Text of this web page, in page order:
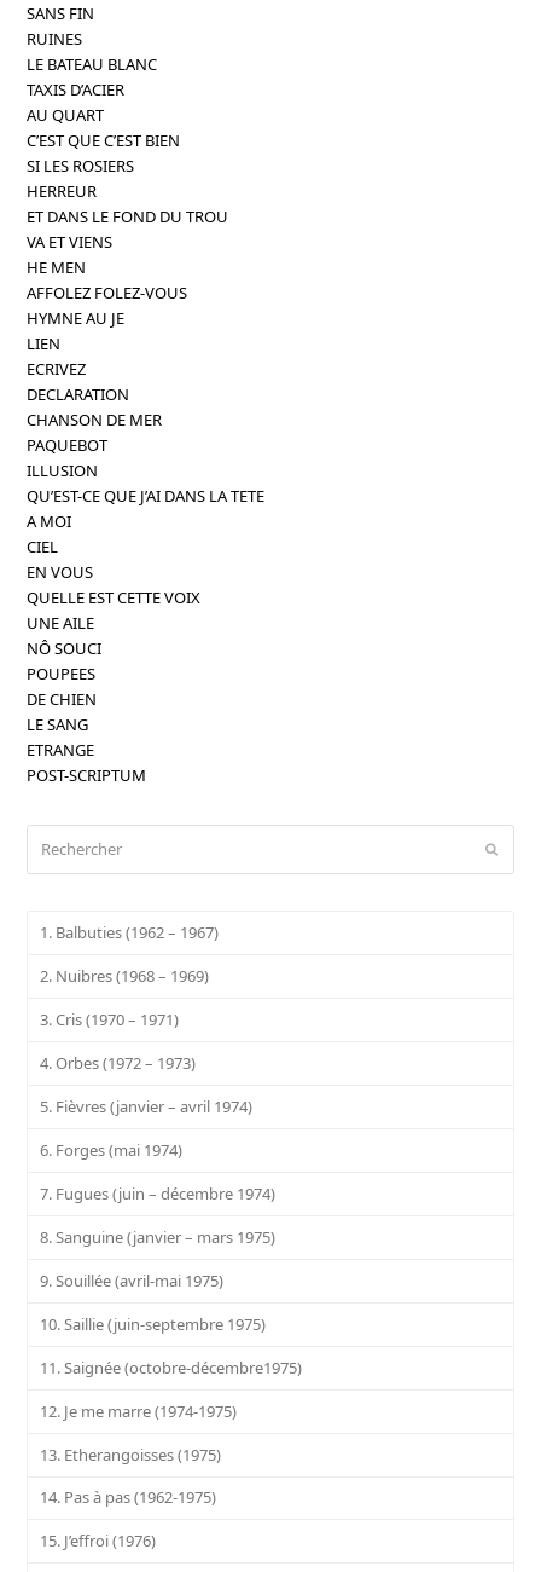
SANS FIN
RUINES
LE BATEAU BLANC
TAXIS D’ACIER
AU QUART
C’EST QUE C’EST BIEN
SI LES ROSIERS
HERREUR
ET DANS LE FOND DU TROU
VA ET VIENS
HE MEN
AFFOLEZ FOLEZ-VOUS
HYMNE AU JE
LIEN
ECRIVEZ
DECLARATION
CHANSON DE MER
PAQUEBOT
ILLUSION
QU’EST-CE QUE J’AI DANS LA TETE
A MOI
CIEL
EN VOUS
QUELLE EST CETTE VOIX
UNE AILE
NÔ SOUCI
POUPEES
DE CHIEN
LE SANG
ETRANGE
POST-SCRIPTUM
1. Balbuties (1962 – 1967)
2. Nuibres (1968 – 1969)
3. Cris (1970 – 1971)
4. Orbes (1972 – 1973)
5. Fièvres (janvier – avril 1974)
6. Forges (mai 1974)
7. Fugues (juin – décembre 1974)
8. Sanguine (janvier – mars 1975)
9. Souillée (avril-mai 1975)
10. Saillie (juin-septembre 1975)
11. Saignée (octobre-décembre1975)
12. Je me marre (1974-1975)
13. Etherangoisses (1975)
14. Pas à pas (1962-1975)
15. J’effroi (1976)